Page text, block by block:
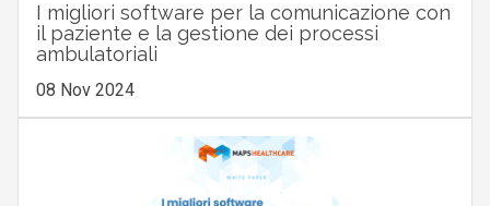
I migliori software per la comunicazione con
il paziente e la gestione dei processi
ambulatoriali
08 Nov 2024